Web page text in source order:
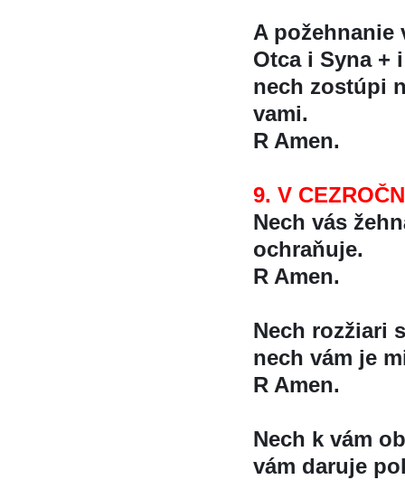
A požehnanie
Otca i Syna +
nech zostúpi
vami.
R Amen.
9. V
Nech vás
ochraňuje.
R Amen.
Nech rozžiari
nech vám je
R Amen.
Nech k vám
vám daruje